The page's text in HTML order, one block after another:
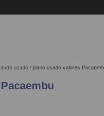
usado piano usado valores